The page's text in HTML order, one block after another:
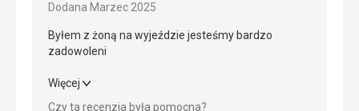
Cena
Wyżywienie
Dodana Marzec 2025
Byłem z żoną na wyjeździe jesteśmy bardzo
zadowoleni
Byłem z żoną na wyjeździe jesteśmy bardzo
zadowoleni
Więcej
Czy ta recenzja była pomocna?